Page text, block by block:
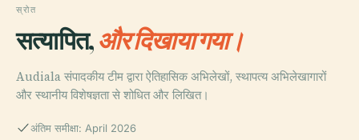
स्रोत
सत्यापित,और दिखाया गया।
Audiala संपादकीय टीम द्वारा ऐतिहासिक अभिलेखों, स्थापत्य अभिलेखागारों
और स्थानीय विशेषज्ञता से शोधित और लिखित।
अंतिम समीक्षा: April 2026